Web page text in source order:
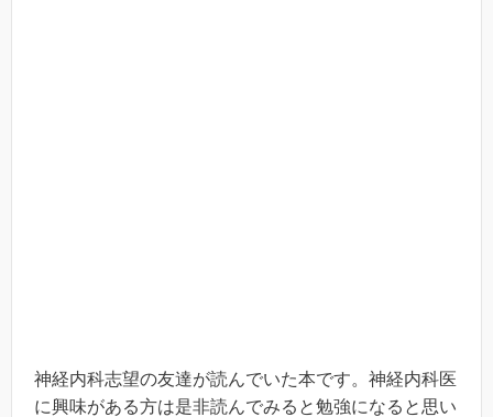
神経内科志望の友達が読んでいた本です。神経内科医
に興味がある方は是非読んでみると勉強になると思い